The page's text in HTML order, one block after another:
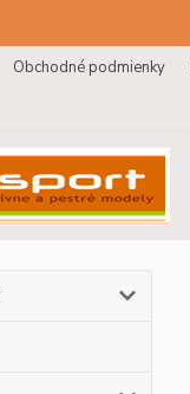
Obchodné podmienky